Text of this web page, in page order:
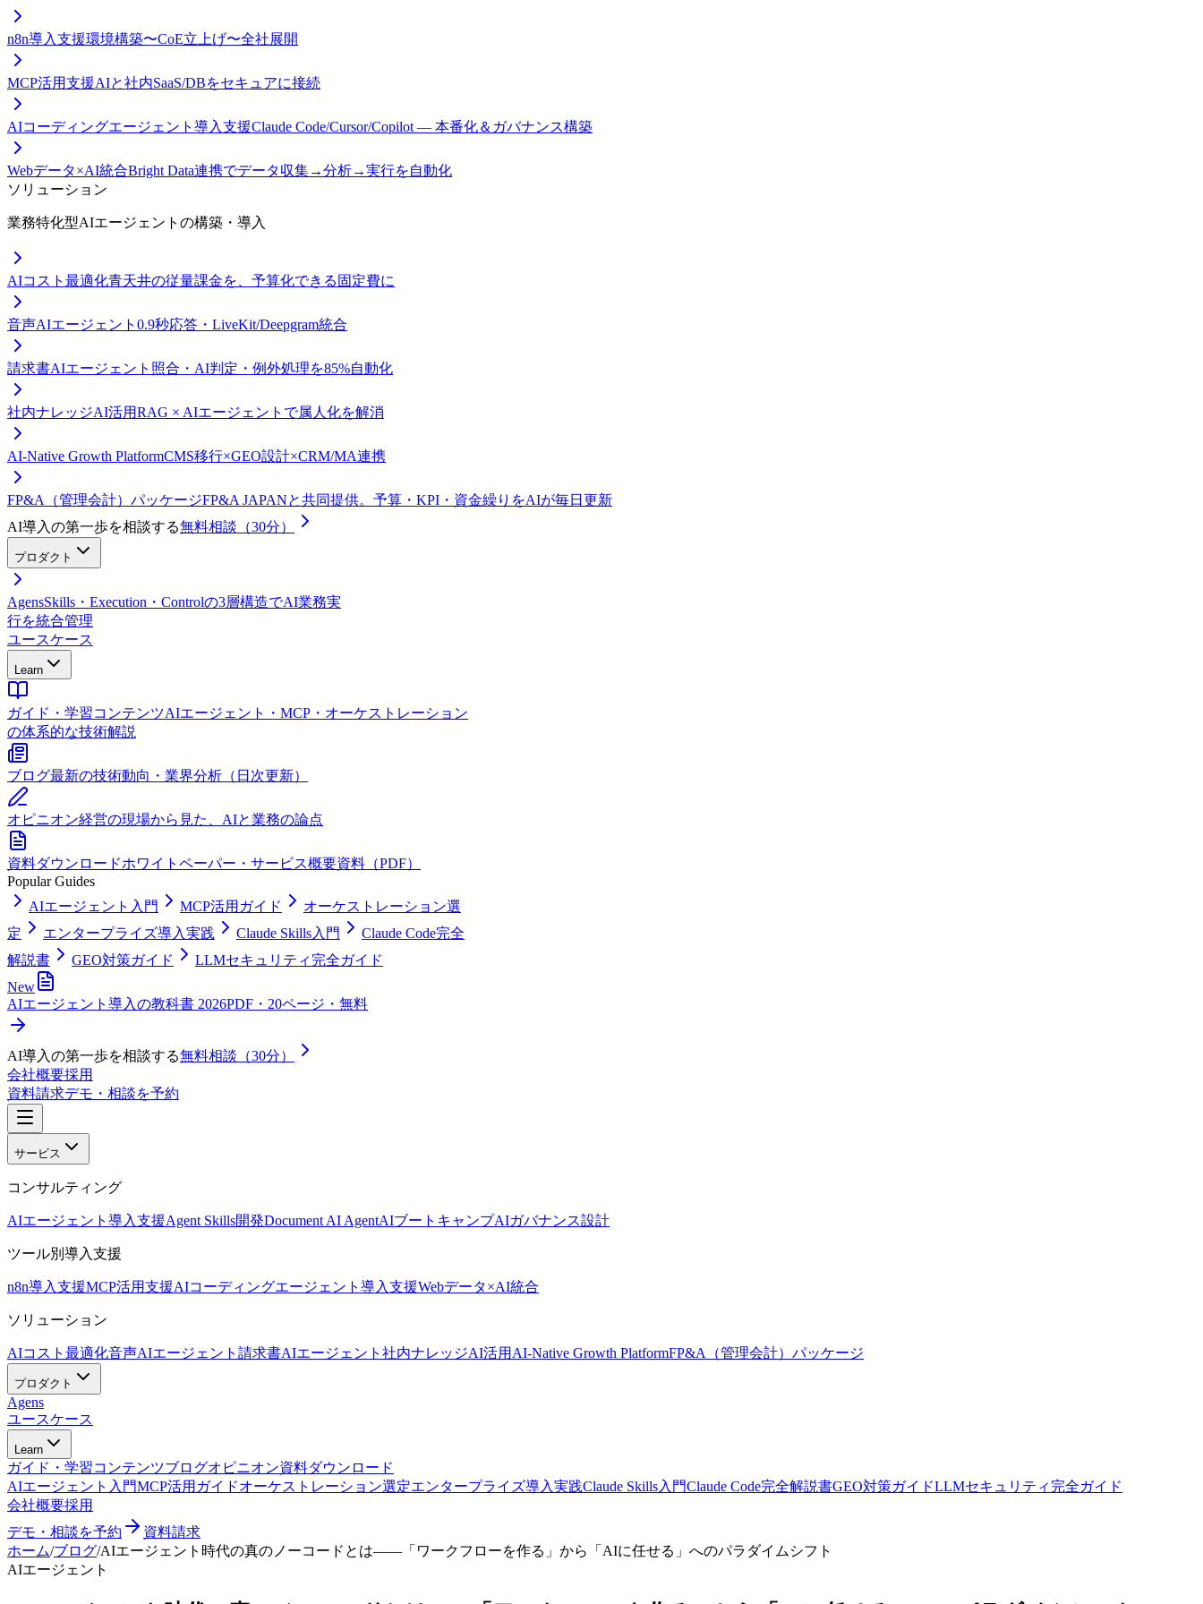
n8n導入支援環境構築〜CoE立上げ〜全社展開
MCP活用支援AIと社内SaaS/DBをセキュアに接続
AIコーディングエージェント導入支援Claude Code/Cursor/Copilot — 本番化＆ガバナンス構築
Webデータ×AI統合Bright Data連携でデータ収集→分析→実行を自動化
ソリューション
業務特化型AIエージェントの構築・導入
AIコスト最適化青天井の従量課金を、予算化できる固定費に
音声AIエージェント 0.9秒応答・LiveKit/Deepgram統合
請求書AIエージェント 照合・AI判定・例外処理を85%自動化
社内ナレッジAI活用RAG × AIエージェントで属人化を解消
AI-Native Growth PlatformCMS移行×GEO設計×CRM/MA連携
FP&A（管理会計）パッケージFP&A JAPANと共同提供。予算・KPI・資金繰りをAIが毎日更新
AI導入の第一歩を相談する無料相談（30分）
プロダクト
AgensSkills・Execution・Controlの3層構造でAI業務実
行を統合管理
ユースケース
Learn
ガイド・学習コンテンツAIエージェント・MCP・オーケストレーション
の体系的な技術解説
ブログ最新の技術動向・業界分析（日次更新）
オピニオン経営の現場から見た、AIと業務の論点
資料ダウンロードホワイトペーパー・サービス概要資料（PDF）
Popular Guides
AIエージェント入門
MCP活用ガイド
オーケストレーション選
定
エンタープライズ導入実践 Claude Skills入門
Claude Code完全
解説書
GEO対策ガイド
LLMセキュリティ完全ガイド
New
AIエージェント導入の教科書 2026PDF・20ページ・無料
AI導入の第一歩を相談する無料相談（30分）
会社概要採用
資料請求デモ・相談を予約
サービス
コンサルティング
AIエージェント導入支援Agent Skills開発Document AI AgentAIブートキャンプAIガバナンス設計
ツール別導入支援
n8n導入支援MCP活用支援AIコーディングエージェント導入支援Webデータ×AI統合
ソリューション
AIコスト最適化音声AIエージェント 請求書AIエージェント 社内ナレッジAI活用 AI-Native Growth PlatformFP&A（管理会計）パッケージ
プロダクト
Agens
ユースケース
Learn
ガイド・学習コンテンツブログオピニオン資料ダウンロード
AIエージェント入門MCP活用ガイドオーケストレーション選定エンタープライズ導入実践Claude Skills入門Claude Code完全解説書GEO対策ガイドLLMセキュリティ完全ガイド
会社概要採用
デモ・相談を予約
資料請求
ホーム/ブログ/AIエージェント時代の真のノーコードとは——「ワークフローを作る」から「AIに任せる」へのパラダイムシフト
AIエージェント